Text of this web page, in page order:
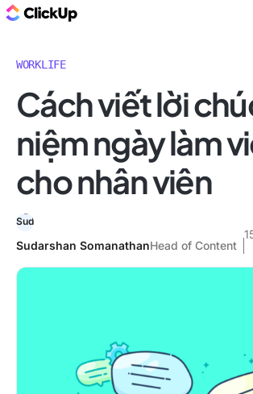
WORKLIFE
Cách viết lời
niệm ngày làm
cho nhân viên
Sudarshan SomanathanHead of Content